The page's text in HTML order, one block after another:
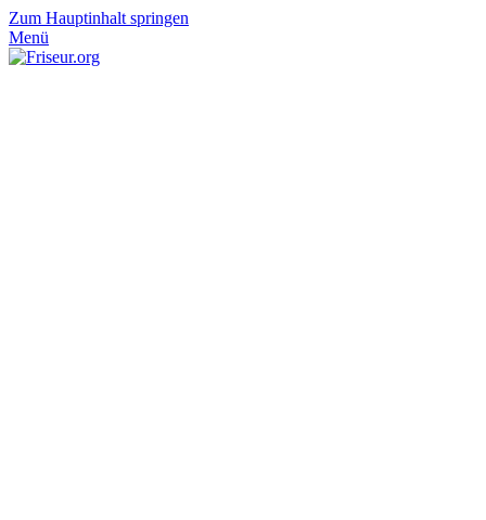
Zum Hauptinhalt springen
Menü